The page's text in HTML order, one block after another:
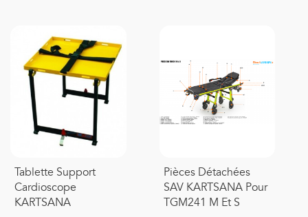
Tablette Support
Cardioscope
KARTSANA
Pièces Détachées
SAV KARTSANA Pour
TGM241 M Et S